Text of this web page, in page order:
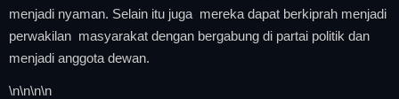
menjadi nyaman. Selain itu juga mereka dapat berkiprah menjadi
perwakilan masyarakat dengan bergabung di partai politik dan
menjadi anggota dewan.
\n\n\n\n